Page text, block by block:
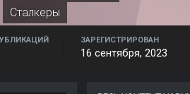
Сталкеры
ЗАРЕГИСТРИРОВАН
16 сентября, 2023